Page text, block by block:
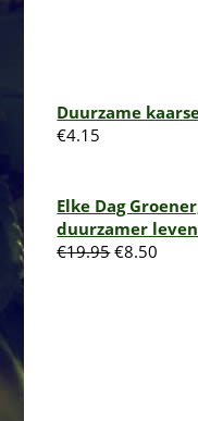
Duurzame
€4.15
Elke Dag
duurzamer leven
€19.95 €8.50